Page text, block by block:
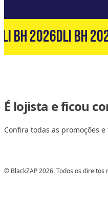
BH 2026DLI BH
É lojista e ficou
Confira todas as promoções
© BlackZAP 2026. Todos os direitos